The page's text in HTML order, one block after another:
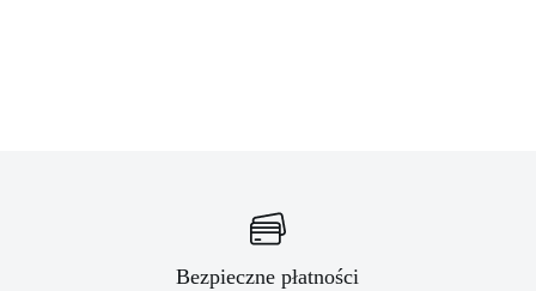
Bezpieczne płatności